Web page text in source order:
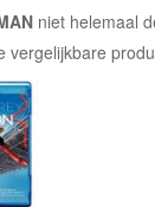
niet helemaal
vergelijkbare